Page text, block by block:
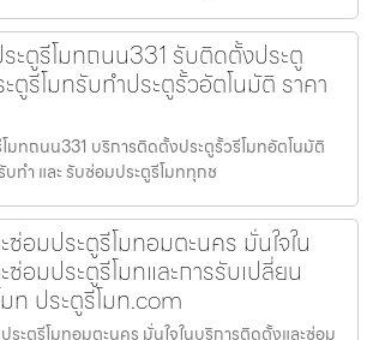
ะตูรีโมทถนน331 รับติดตั้งประตู
ตูรีโมทรับทำประตูรั้วอัตโนมัติ ราคา
มทถนน331 บริการติดตั้งประตูรั้วรีโมทอัตโนมัติ
บทำ และ รับซ่อมประตูรีโมททุกช
อมประตูรีโมทอมตะนคร มั่นใจใน
อมประตูรีโมทและการรับเปลี่ยน
ท ประตูรีโมท.com
ระตูรีโมทอมตะนคร มั่นใจในบริการติดตั้งและซ่อม